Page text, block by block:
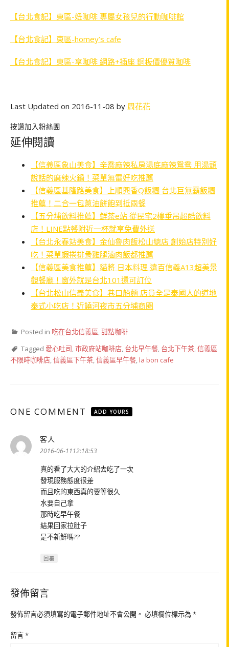
【台北食記】東區-妞咖啡 專屬女孩兒的行動咖啡館
【台北食記】東區-homey’s cafe
【台北食記】東區-享咖啡 網路+插座 銅板價優質咖啡
Last Updated on 2016-11-08 by 周花花
按讚加入粉絲團
延伸閱讀
【信義區象山美食】辛喬麻辣私房湯底麻辣鴛鴦 用湯頭
說話的麻辣火鍋！菜單無雷好吃推薦
【信義區基隆路美食】上順興香Q飯糰 台北巨無霸飯糰
推薦！二合一包蔥油餅飽到抵兩餐
【五分埔飲料推薦】鮮茶e站 從民宅2樓垂吊超酷飲料
店！LINE點餐附近一杯就享免費外送
【台北永春站美食】金仙魯肉飯松山總店 創始店特別好
吃！菜單蝦捲排骨雞腿滷肉飯都推薦
【信義區美食推薦】貓將 日本料理 遠百信義A13超美景
觀餐廳！窗外就是台北101還可訂位
【台北松山信義美食】巷口船麵 店員全是泰國人的道地
泰式小吃店！近饒河夜市五分埔商圈
Posted in 吃在台北信義區,甜點咖啡
Tagged 愛心吐司,市政府站咖啡店, 台北早午餐, 台北下午茶,信義區
不限時咖啡店,信義區下午茶,信義區早午餐,la bon cafe
ONE COMMENT ADD YOURS
客人
示:
2016-06-1112:18:53
真的看了大大的介紹去吃了一次
發現服務態度很差
而且吃的東西真的要等很久
水要自己拿
那時吃早午餐
結果回家拉肚子
是不新鮮嗎??
回覆
發佈留言
發佈留言必須填寫的電子郵件地址不會公開。 必填欄位標示為*
留言*